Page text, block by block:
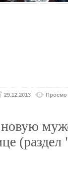
29.12.2013
новую
(раздел